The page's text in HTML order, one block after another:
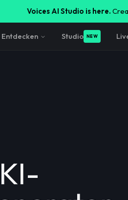
Voices AI Studio is here.
Entdecken Studio NEW